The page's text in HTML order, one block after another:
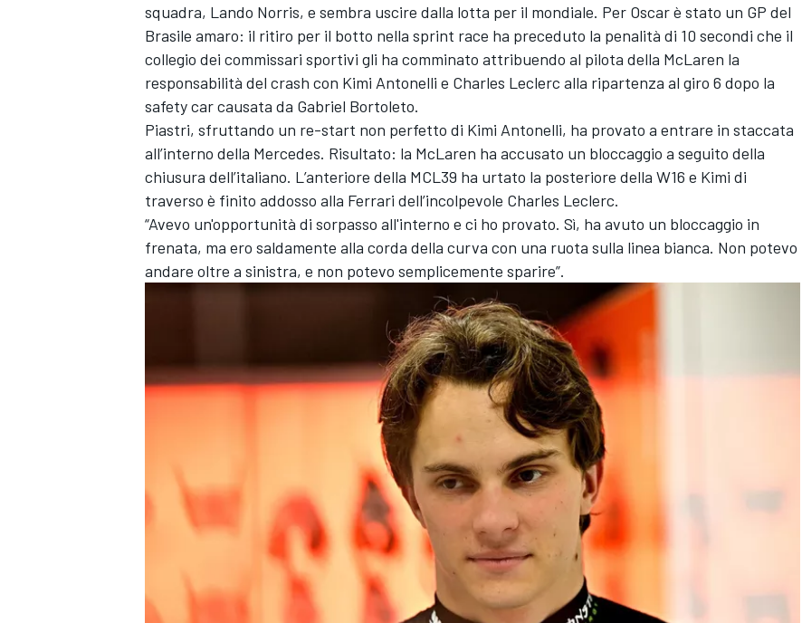
MONOPOSTO
squadra, Lando Norris, e sembra uscire dalla lotta per il mondiale. Per Oscar è stato un GP del
Brasile amaro: il ritiro per il botto nella sprint race ha preceduto la penalità di 10 secondi che il
collegio dei commissari sportivi gli ha comminato attribuendo al pilota della McLaren la
responsabilità del crash con Kimi Antonelli e Charles Leclerc alla ripartenza al giro 6 dopo la
safety car causata da Gabriel Bortoleto.
Piastri, sfruttando un re-start non perfetto di Kimi Antonelli, ha provato a entrare in staccata
all’interno della Mercedes. Risultato: la McLaren ha accusato un bloccaggio a seguito della
chiusura dell’italiano. L’anteriore della MCL39 ha urtato la posteriore della W16 e Kimi di
traverso è finito addosso alla Ferrari dell’incolpevole Charles Leclerc.
“Avevo un'opportunità di sorpasso all'interno e ci ho provato. Sì, ha avuto un bloccaggio in
frenata, ma ero saldamente alla corda della curva con una ruota sulla linea bianca. Non potevo
andare oltre a sinistra, e non potevo semplicemente sparire”.